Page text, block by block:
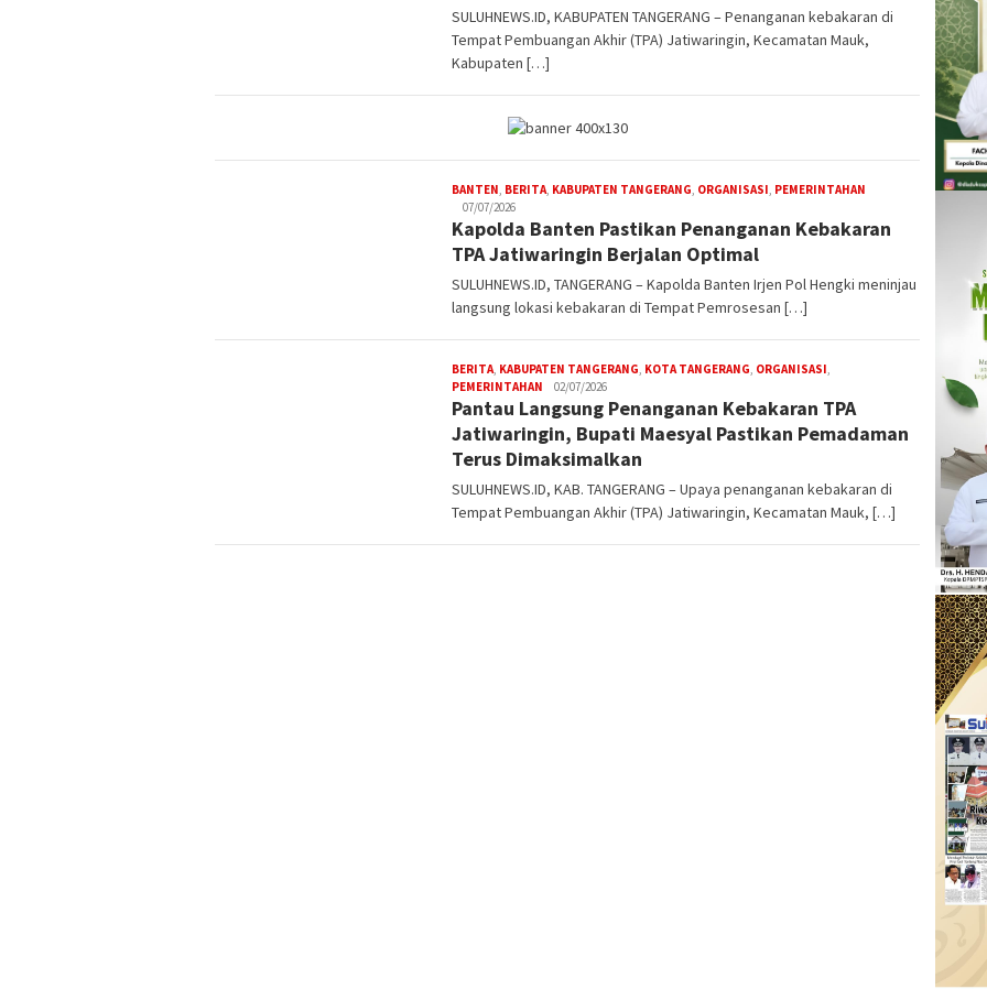
SULUHNEWS.ID, KABUPATEN TANGERANG – Penanganan kebakaran di
Tempat Pembuangan Akhir (TPA) Jatiwaringin, Kecamatan Mauk,
Kabupaten […]
BANTEN, BERITA, KABUPATEN TANGERANG, ORGANISASI, PEMERINTAHAN
07/07/2026
Kapolda Banten Pastikan Penanganan Kebakaran
TPA Jatiwaringin Berjalan Optimal
SULUHNEWS.ID, TANGERANG – Kapolda Banten Irjen Pol Hengki meninjau
langsung lokasi kebakaran di Tempat Pemrosesan […]
BERITA, KABUPATEN TANGERANG, KOTA TANGERANG, ORGANISASI,
PEMERINTAHAN W4nt0
02/07/2026
Pantau Langsung Penanganan Kebakaran TPA
Jatiwaringin, Bupati Maesyal Pastikan Pemadaman
Terus Dimaksimalkan
SULUHNEWS.ID, KAB. TANGERANG – Upaya penanganan kebakaran di
Tempat Pembuangan Akhir (TPA) Jatiwaringin, Kecamatan Mauk, […]